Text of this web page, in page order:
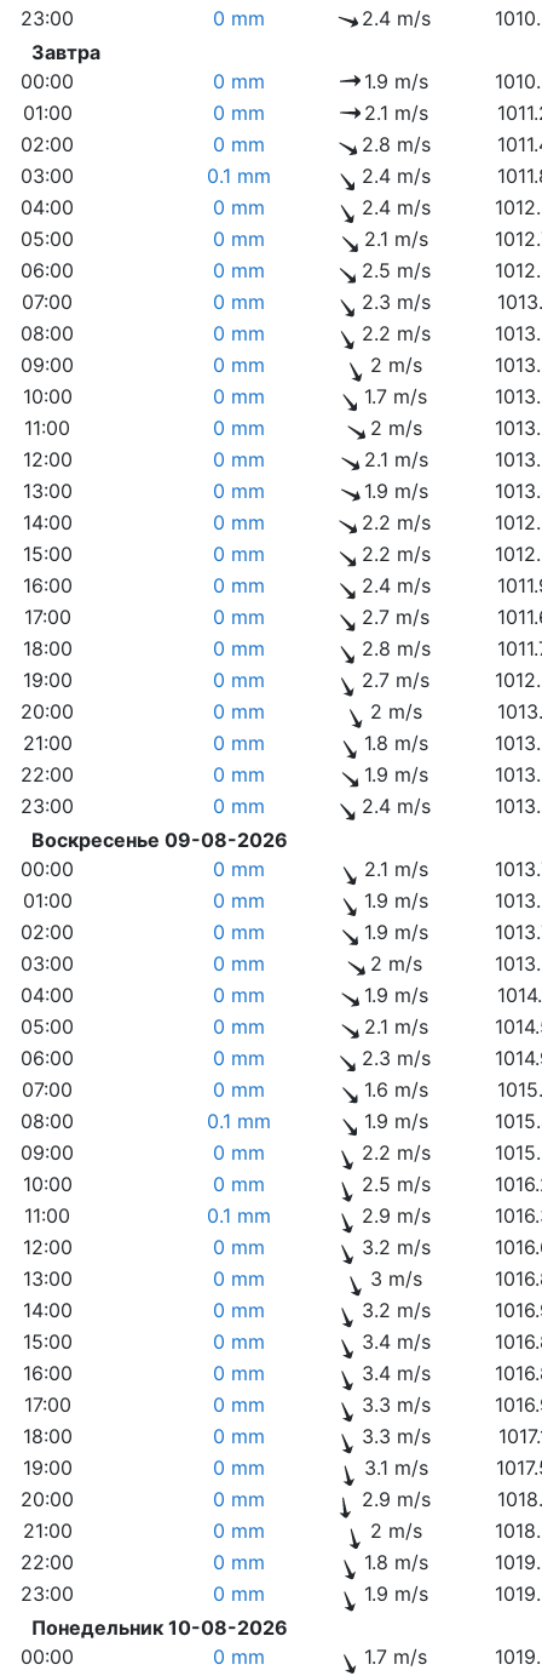
23:00
0 mm 2.4 m/s
Завтра
00:00
0 mm 1.9 m/s
01:00
0 mm 2.1 m/s
02:00
0 mm 2.8 m/s
03:00
0.1 mm 2.4 m/s
04:00
0 mm 2.4 m/s
05:00
0 mm 2.1 m/s
06:00
0 mm 2.5 m/s
07:00
0 mm 2.3 m/s
08:00
0 mm 2.2 m/s
09:00
0 mm 2 m/s
10:00
0 mm 1.7 m/s
11:00
0 mm 2 m/s
12:00
0 mm 2.1 m/s
13:00
0 mm 1.9 m/s
14:00
0 mm 2.2 m/s
15:00
0 mm 2.2 m/s
16:00
0 mm 2.4 m/s
17:00
0 mm 2.7 m/s
18:00
0 mm 2.8 m/s
19:00
0 mm 2.7 m/s
20:00
0 mm 2 m/s
21:00
0 mm 1.8 m/s
22:00
0 mm 1.9 m/s
23:00
0 mm 2.4 m/s
Воскресенье 09-08-2026
00:00
0 mm 2.1 m/s
01:00
0 mm 1.9 m/s
02:00
0 mm 1.9 m/s
03:00
0 mm 2 m/s
04:00
0 mm 1.9 m/s
05:00
0 mm 2.1 m/s
06:00
0 mm 2.3 m/s
07:00
0 mm 1.6 m/s
08:00
0.1 mm 1.9 m/s
09:00
0 mm 2.2 m/s
10:00
0 mm 2.5 m/s
11:00
0.1 mm 2.9 m/s
12:00
0 mm 3.2 m/s
13:00
0 mm 3 m/s
14:00
0 mm 3.2 m/s
15:00
0 mm 3.4 m/s
16:00
0 mm 3.4 m/s
17:00
0 mm 3.3 m/s
18:00
0 mm 3.3 m/s
19:00
0 mm 3.1 m/s
20:00
0 mm 2.9 m/s
21:00
0 mm 2 m/s
22:00
0 mm 1.8 m/s
23:00
0 mm 1.9 m/s
Понедельник 10-08-2026
00:00
0 mm 1.7 m/s